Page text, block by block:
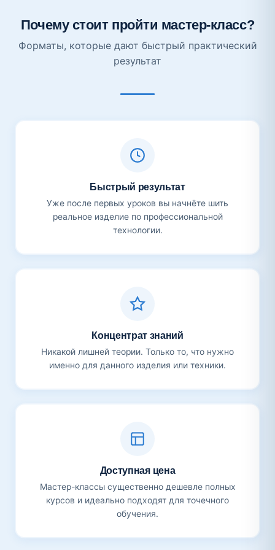
Почему стоит пройти мастер-класс?
Форматы, которые дают быстрый практический
результат
Быстрый результат
Уже после первых уроков вы начнёте шить
реальное изделие по профессиональной
технологии.
Концентрат знаний
Никакой лишней теории. Только то, что нужно
именно для данного изделия или техники.
Доступная цена
Мастер-классы существенно дешевле полных
курсов и идеально подходят для точечного
обучения.